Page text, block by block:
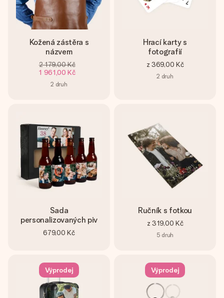
Kožená zástěra s
názvem
2 179,00 Kč
1 961,00 Kč
2 druh
Hrací karty s
fotografií
z 369,00 Kč
2 druh
Sada
personalizovaných piv
679,00 Kč
Ručník s fotkou
z 319,00 Kč
5 druh
Výprodej Výprodej